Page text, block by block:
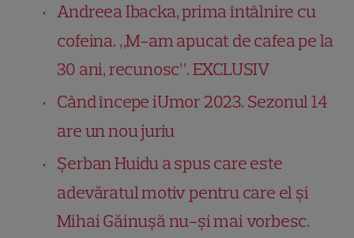
Andreea Ibacka, prima întâlnire cu
cofeina. „M-am apucat de cafea pe la
30 ani, recunosc”. EXCLUSIV
Când începe iUmor 2023. Sezonul 14
are un nou juriu
Șerban Huidu a spus care este
adevăratul motiv pentru care el și
Mihai Găinușă nu-și mai vorbesc.